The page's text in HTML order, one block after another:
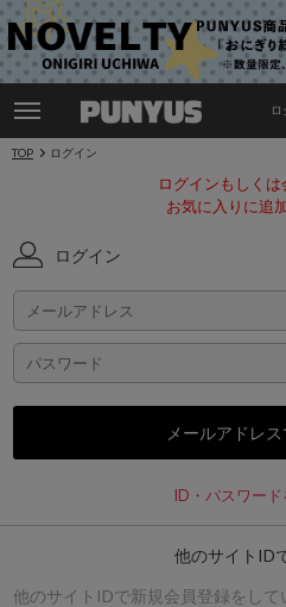
ロ
TOP ログイン
ログインもしくは
お気に入りに追
ログイン
ID・パスワー
他のサイトID
他のサイトIDで新規会員登録をし